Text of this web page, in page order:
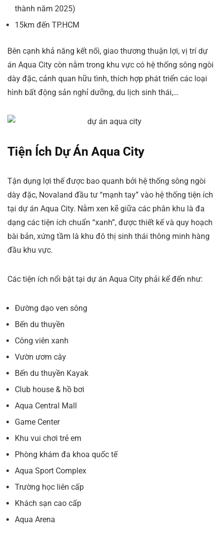
thành năm 2025)
15km đến TP.HCM
Bên cạnh khả năng kết nối, giao thương thuận lợi, vị trí dự
án Aqua City còn nằm trong khu vực có hệ thống sông ngòi
dày đặc, cảnh quan hữu tình, thích hợp phát triển các loại
hình bất động sản nghỉ dưỡng, du lịch sinh thái,…
Tiện Ích Dự Án Aqua City
Tận dụng lợi thế được bao quanh bởi hệ thống sông ngòi
dày đặc, Novaland đầu tư “mạnh tay” vào hệ thống tiện ích
tại dự án Aqua City. Nằm xen kẽ giữa các phân khu là đa
dạng các tiện ích chuẩn “xanh”, được thiết kế và quy hoạch
bài bản, xứng tầm là khu đô thị sinh thái thông minh hàng
đầu khu vực.
Các tiện ích nổi bật tại dự án Aqua City phải kể đến như:
Đường dạo ven sông
Bến du thuyền
Công viên xanh
Vườn ươm cây
Bến du thuyền Kayak
Club house & hồ bơi
Aqua Central Mall
Game Center
Khu vui chơi trẻ em
Phòng khám đa khoa quốc tế
Aqua Sport Complex
Trường học liên cấp
Khách sạn cao cấp
Aqua Arena